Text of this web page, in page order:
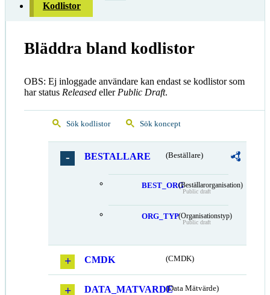
Kodlistor
Bläddra bland kodlistor
OBS: Ej inloggade användare kan endast se kodlistor som
har status Released eller Public Draft.
Sök kodlistor Sök koncept
BESTALLARE (Beställare)
BEST_ORG(Beställarorganisation)
Public draft
ORG_TYP(Organisationstyp)
Public draft
CMDK (CMDK)
DATA_MATVARDE(Data Mätvärde)